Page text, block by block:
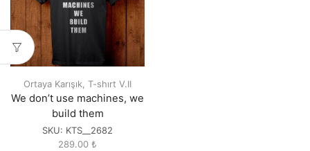
Ortaya Karışık, T-shırt V.II
We don’t use machines, we
build them
SKU: KTS__2682
289.00 ₺